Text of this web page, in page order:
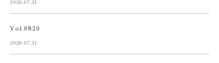
2026.07.31
Vol.0820
2026.07.31